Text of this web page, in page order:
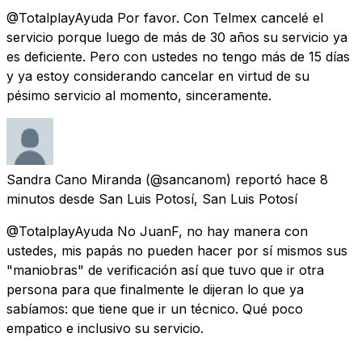
@TotalplayAyuda Por favor. Con Telmex cancelé el
servicio porque luego de más de 30 años su servicio ya
es deficiente. Pero con ustedes no tengo más de 15 días
y ya estoy considerando cancelar en virtud de su
pésimo servicio al momento, sinceramente.
Sandra Cano Miranda (@sancanom) reportó hace 8
minutos desde San Luis Potosí, San Luis Potosí
@TotalplayAyuda No JuanF, no hay manera con
ustedes, mis papás no pueden hacer por sí mismos sus
"maniobras" de verificación así que tuvo que ir otra
persona para que finalmente le dijeran lo que ya
sabíamos: que tiene que ir un técnico. Qué poco
empatico e inclusivo su servicio.